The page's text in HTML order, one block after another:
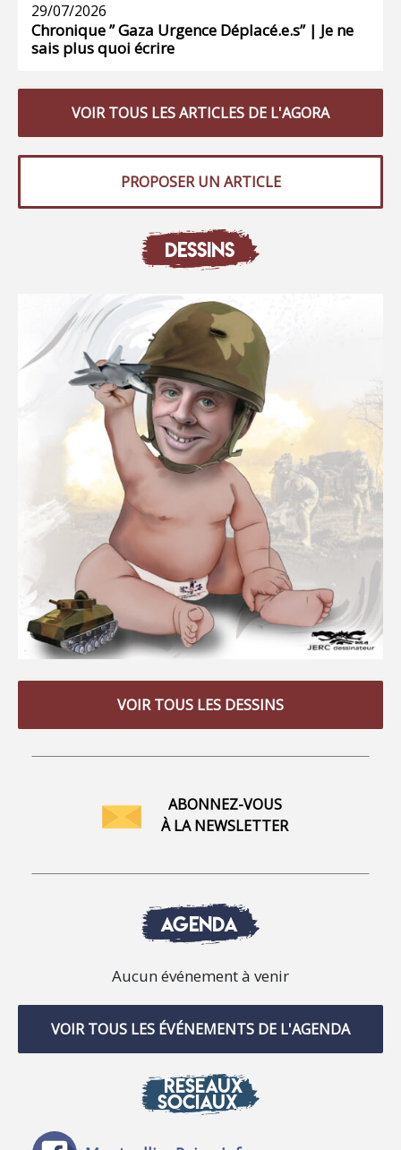
29/07/2026
Chronique ” Gaza Urgence Déplacé.e.s” | Je ne
sais plus quoi écrire
VOIR TOUS LES ARTICLES DE L'AGORA
PROPOSER UN ARTICLE
DESSINS
VOIR TOUS LES DESSINS
ABONNEZ-VOUS
À LA NEWSLETTER
AGENDA
Aucun événement à venir
VOIR TOUS LES ÉVÉNEMENTS DE L'AGENDA
RÉSEAUX
SOCIAUX